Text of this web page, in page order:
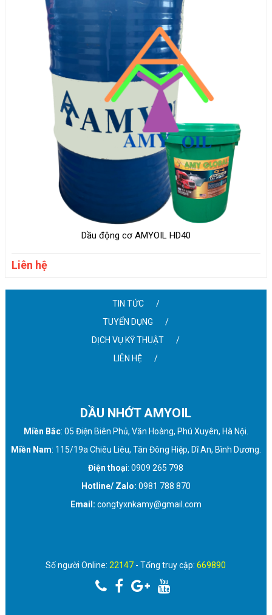
Dầu động cơ AMYOIL HD40
Liên hệ
TIN TỨC
TUYỂN DỤNG
DỊCH VỤ KỸ THUẬT
LIÊN HỆ
DẦU NHỚT AMYOIL
Miền Bắc: 05 Điện Biên Phủ, Văn Hoàng, Phú Xuyên, Hà Nội.
Miền Nam: 115/19a Chiêu Liêu, Tân Đông Hiệp, Dĩ An, Bình Dương.
Điện thoại: 0909 265 798
Hotline/ Zalo: 0981 788 870
Email: congtyxnkamy@gmail.com
Số người Online:22147 - Tổng truy cập:669890